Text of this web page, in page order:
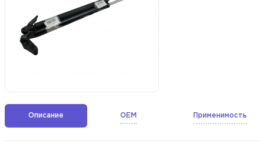
Описание OEM Применимость